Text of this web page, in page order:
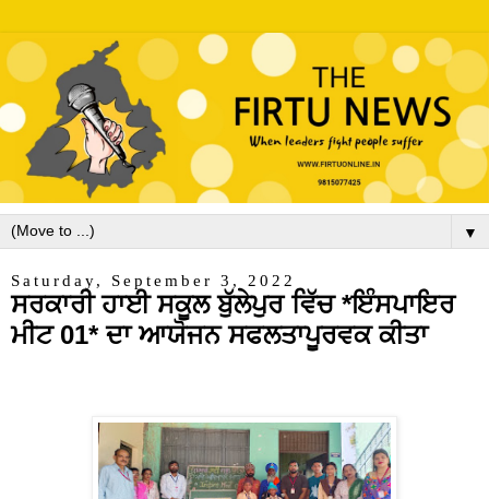
▼
Saturday, September 3, 2022
ਸਰਕਾਰੀ ਹਾਈ ਸਕੂਲ ਬੁੱਲੇਪੁਰ ਵਿੱਚ *ਇੰਸਪਾਇਰ
ਮੀਟ 01* ਦਾ ਆਯੋਜਨ ਸਫਲਤਾਪੂਰਵਕ ਕੀਤਾ